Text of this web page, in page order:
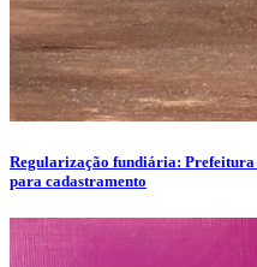
Regularização fundiária: Prefeitura
para cadastramento